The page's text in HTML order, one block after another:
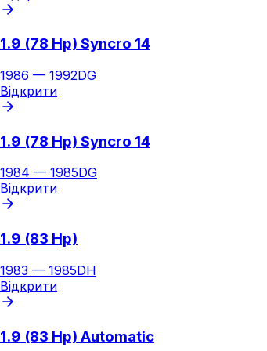
1.9 (78 Hp) Syncro 14
1986 — 1992DG
Відкрити
1.9 (78 Hp) Syncro 14
1984 — 1985DG
Відкрити
1.9 (83 Hp)
1983 — 1985DH
Відкрити
1.9 (83 Hp) Automatic